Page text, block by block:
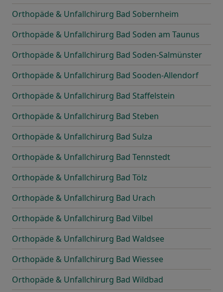
Orthopäde & Unfallchirurg Bad Sobernheim
Orthopäde & Unfallchirurg Bad Soden am Taunus
Orthopäde & Unfallchirurg Bad Soden-Salmünster
Orthopäde & Unfallchirurg Bad Sooden-Allendorf
Orthopäde & Unfallchirurg Bad Staffelstein
Orthopäde & Unfallchirurg Bad Steben
Orthopäde & Unfallchirurg Bad Sulza
Orthopäde & Unfallchirurg Bad Tennstedt
Orthopäde & Unfallchirurg Bad Tölz
Orthopäde & Unfallchirurg Bad Urach
Orthopäde & Unfallchirurg Bad Vilbel
Orthopäde & Unfallchirurg Bad Waldsee
Orthopäde & Unfallchirurg Bad Wiessee
Orthopäde & Unfallchirurg Bad Wildbad